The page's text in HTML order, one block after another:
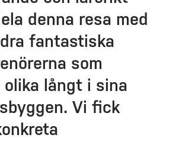
denna resa med
fantastiska
som
olika långt i sina
Vi fick